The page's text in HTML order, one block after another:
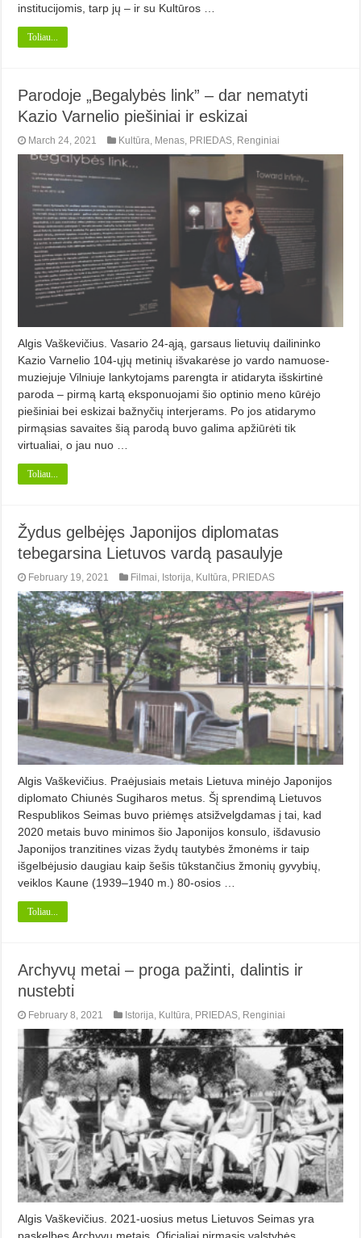
institucijomis, tarp jų – ir su Kultūros …
Toliau...
Parodoje „Begalybės link” – dar nematyti
Kazio Varnelio piešiniai ir eskizai
March 24, 2021 Kultūra Menas PRIEDAS Renginiai
Algis Vaškevičius. Vasario 24-ąją, garsaus lietuvių dailininko
Kazio Varnelio 104-ųjų metinių išvakarėse jo vardo namuose-
muziejuje Vilniuje lankytojams parengta ir atidaryta išskirtinė
paroda – pirmą kartą eksponuojami šio optinio meno kūrėjo
piešiniai bei eskizai bažnyčių interjerams. Po jos atidarymo
pirmąsias savaites šią parodą buvo ga­lima apžiūrėti tik
virtualiai, o jau nuo …
Toliau...
Žydus gelbėjęs Japonijos diplomatas
tebegarsina Lietuvos vardą pasaulyje
February 19, 2021 Filmai, Istorija, Kultūra, PRIEDAS
Algis Vaškevičius. Praėjusiais metais Lietuva minėjo Japonijos
diplomato Chiunės Sugiharos metus. Šį sprendimą Lietuvos
Respublikos Seimas buvo priėmęs atsižvelgdamas į tai, kad
2020 metais buvo minimos šio Japonijos konsulo, išdavusio
Japonijos tranzitines vizas žydų tautybės žmonėms ir taip
išgelbėjusio daugiau kaip šešis tūkstančius žmonių gyvybių,
veiklos Kaune (1939–1940 m.) 80-osios …
Toliau...
Archyvų metai – proga pažinti, dalintis ir
nustebti
February 8, 2021 Istorija, Kultūra, PRIEDAS, Renginiai
Algis Vaškevičius. 2021-uosius metus Lietuvos Seimas yra